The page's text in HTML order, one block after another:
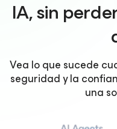
IA, sin
Vea lo que sucede
seguridad y la
una